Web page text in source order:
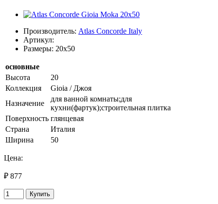
Производитель: Atlas Concorde Italy
Артикул:
Размеры: 20x50
основные
Высота
20
Коллекция
Gioia / Джоя
Назначение
для ванной комнаты;для
кухни(фартук);строительная плитка
Поверхность глянцевая
Страна
Италия
Ширина
50
Цена:
₽ 877
Купить